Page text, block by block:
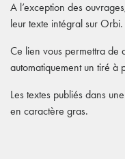
A l’exception des
leur texte intégral sur Orbi.
Ce lien vous permettra de
automatiquement un tiré à
Les textes publiés dans
en caractère gras.